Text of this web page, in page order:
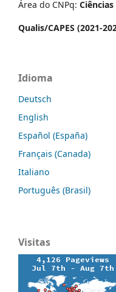
Área do CNPq:
Qualis/CAPES (2021-
Idioma
Deutsch
English
Español (España)
Français (Canada)
Italiano
Português (Brasil)
Visitas